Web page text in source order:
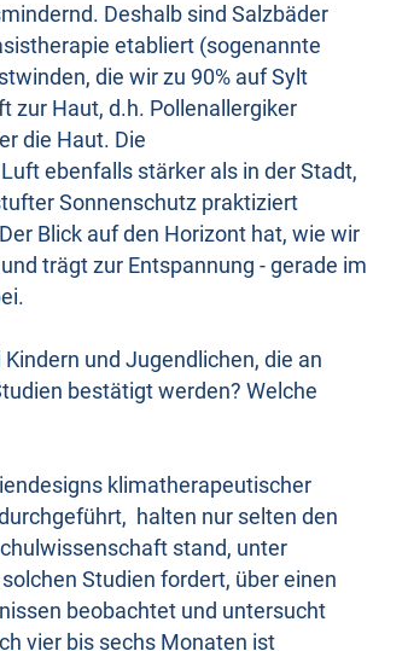
Deshalb sind Salzbäder
etabliert (sogenannte
die wir zu 90% auf Sylt
zur Haut, d.h. Pollenallergiker
die Haut. Die
ebenfalls stärker als in der Stadt,
Sonnenschutz praktiziert
Blick auf den Horizont hat, wie wir
trägt zur Entspannung - gerade im
und Jugendlichen, die an
bestätigt werden? Welche
klimatherapeutischer
halten nur selten den
stand, unter
Studien fordert, über einen
beobachtet und untersucht
vier bis sechs Monaten ist